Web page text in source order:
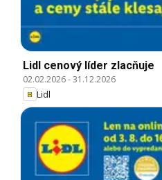
Lidl cenový líder zlacňuje
02.02.2026-31.12.2026
Lidl